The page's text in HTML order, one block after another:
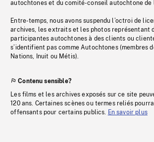
autochtones et du comité-conseil autochtone de
Entre-temps, nous avons suspendu l’octroi de
archives, les extraits et les photos représentant
participantes autochtones à des clients ou
s’identifient pas comme Autochtones (membres
Nations, Inuit ou Métis).
Contenu sensible?
Les films et les archives exposés sur ce site
120 ans. Certaines scènes ou termes reliés
offensants pour certains publics. En savoir plus